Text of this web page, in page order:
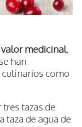
medicinal,
han
culinarios como
tres tazas de
taza de agua de